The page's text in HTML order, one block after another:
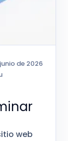
de 2026
web